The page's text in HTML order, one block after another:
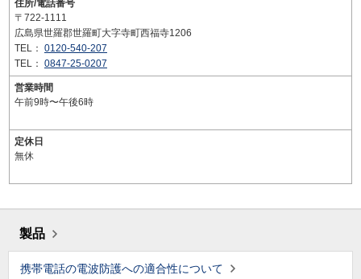
住所/電話番号
〒722-1111
広島県世羅郡世羅町大字寺町西福寺1206
TEL： 0120-540-207
TEL： 0847-25-0207
営業時間
午前9時〜午後6時
定休日
無休
製品
携帯電話の電波防護への適合性について